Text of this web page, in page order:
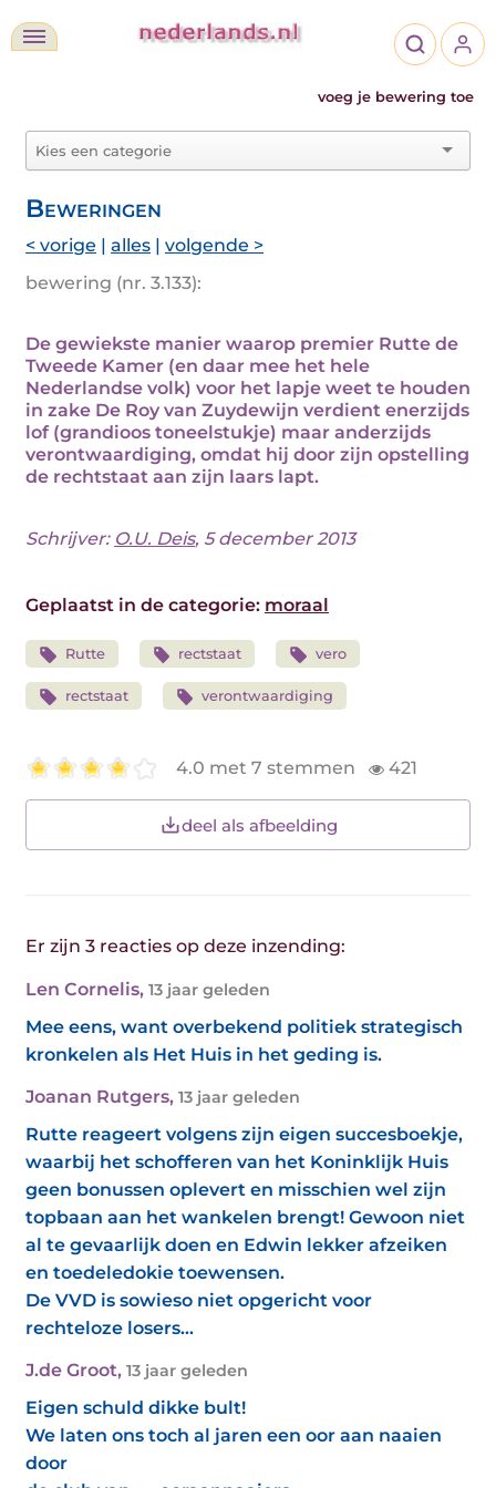
voeg je bewering toe
Beweringen
< vorige | alles | volgende >
bewering (nr. 3.133):
De gewiekste manier waarop premier Rutte de
Tweede Kamer (en daar mee het hele
Nederlandse volk) voor het lapje weet te houden
in zake De Roy van Zuydewijn verdient enerzijds
lof (grandioos toneelstukje) maar anderzijds
verontwaardiging, omdat hij door zijn opstelling
de rechtstaat aan zijn laars lapt.
Schrijver: O.U. Deis, 5 december 2013
Geplaatst in de categorie: moraal
Rutte rectstaat vero
rectstaat verontwaardiging
4.0 met 7 stemmen 421
deel als afbeelding
Er zijn 3 reacties op deze inzending:
Len Cornelis, 13 jaar geleden
Mee eens, want overbekend politiek strategisch
kronkelen als Het Huis in het geding is.
Joanan Rutgers, 13 jaar geleden
Rutte reageert volgens zijn eigen succesboekje,
waarbij het schofferen van het Koninklijk Huis
geen bonussen oplevert en misschien wel zijn
topbaan aan het wankelen brengt! Gewoon niet
al te gevaarlijk doen en Edwin lekker afzeiken
en toedeledokie toewensen.
De VVD is sowieso niet opgericht voor
rechteloze losers...
J.de Groot, 13 jaar geleden
Eigen schuld dikke bult!
We laten ons toch al jaren een oor aan naaien
door